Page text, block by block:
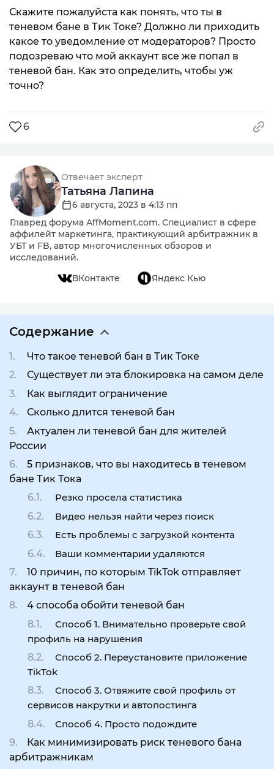
Скажите пожалуйста как понять, что ты в
теневом бане в Тик Токе? Должно ли приходить
какое то уведомление от модераторов? Просто
подозреваю что мой аккаунт все же попал в
теневой бан. Как это определить, чтобы уж
точно?
6
Отвечает эксперт
Татьяна Лапина
6 августа, 2023 в 4:13 пп
Главред форума AffMoment.com. Специалист в сфере
аффилейт маркетинга, практикующий арбитражник в
УБТ и FB, автор многочисленных обзоров и
исследований.
ВКонтакте
Яндекс Кью
Содержание
Что такое теневой бан в Тик Токе
Существует ли эта блокировка на самом деле
Как выглядит ограничение
Сколько длится теневой бан
Актуален ли теневой бан для жителей
России
5 признаков, что вы находитесь в теневом
бане Тик Тока
Резко просела статистика
Видео нельзя найти через поиск
Есть проблемы с загрузкой контента
Ваши комментарии удаляются
10 причин, по которым TikTok отправляет
аккаунт в теневой бан
4 способа обойти теневой бан
Способ 1. Внимательно проверьте свой
профиль на нарушения
Способ 2. Переустановите приложение
TikTok
Способ 3. Отвяжите свой профиль от
сервисов накрутки и автопостинга
Способ 4. Просто подождите
Как минимизировать риск теневого бана
арбитражникам